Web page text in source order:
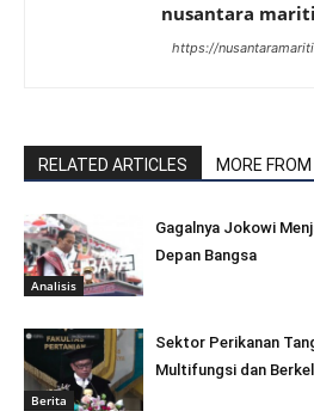
nusantara
https://
RELATED ARTICLES MORE
Analisis
Gagalnya Jokowi
Depan Bangsa
Berita
Sektor Perikanan
Multifungsi dan